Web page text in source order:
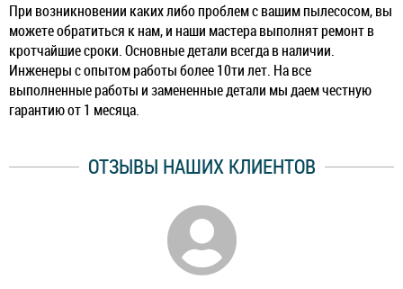
При возникновении каких либо проблем с вашим пылесосом, вы
можете обратиться к нам, и наши мастера выполнят ремонт в
кротчайшие сроки. Основные детали всегда в наличии.
Инженеры с опытом работы более 10ти лет. На все
выполненные работы и замененные детали мы даем честную
гарантию от 1 месяца.
ОТЗЫВЫ НАШИХ КЛИЕНТОВ